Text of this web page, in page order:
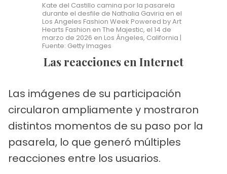
Kate del Castillo camina por la pasarela
durante el desfile de Nathalia Gaviria en el
Los Angeles Fashion Week Powered by Art
Hearts Fashion en The Majestic, el 14 de
marzo de 2026 en Los Ángeles, California |
Fuente: Getty Images
Las reacciones en Internet
Las imágenes de su participación
circularon ampliamente y mostraron
distintos momentos de su paso por la
pasarela, lo que generó múltiples
reacciones entre los usuarios.